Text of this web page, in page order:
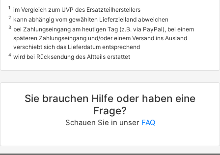
1 im Vergleich zum UVP des Ersatzteilherstellers
2 kann abhängig vom gewählten Lieferzielland abweichen
3 bei Zahlungseingang am heutigen Tag (z.B. via PayPal), bei einem
späteren Zahlungseingang und/oder einem Versand ins Ausland
verschiebt sich das Lieferdatum entsprechend
4 wird bei Rücksendung des Altteils erstattet
Sie brauchen Hilfe oder haben eine
Frage?
Schauen Sie in unser FAQ